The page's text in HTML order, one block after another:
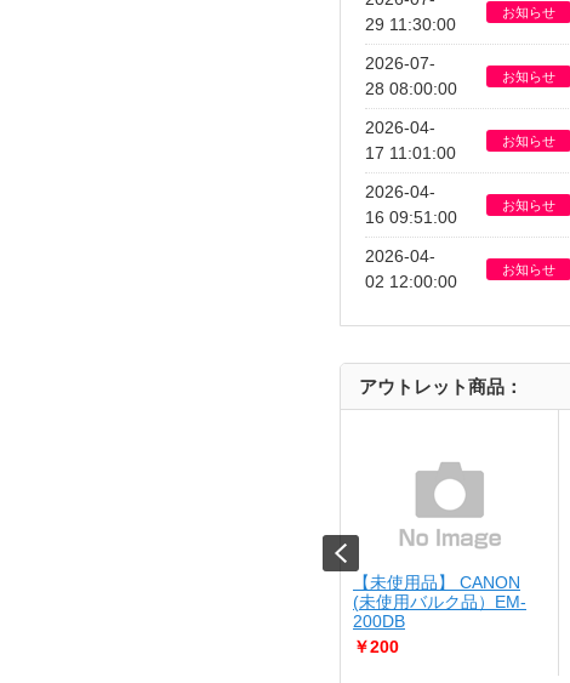
29 11:30:00
お知らせ
2026-07-
28 08:00:00
お知らせ
2026-04-
17 11:01:00
お知らせ
2026-04-
16 09:51:00
お知らせ
2026-04-
02 12:00:00
お知らせ
アウトレット商品：
【未使用品】 CANON
(未使用バルク品）EM-
200DB
￥200